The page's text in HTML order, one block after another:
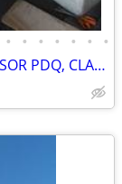
• • • • • • •
MOTORHOME, 2005 RV, MONACO WINDSOR PDQ, CLASS A